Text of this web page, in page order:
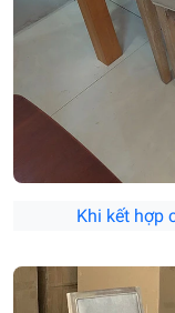
Khi kết hợp